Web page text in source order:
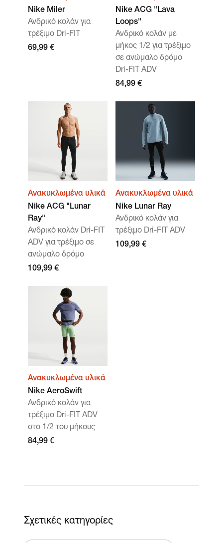
Nike Miler
Ανδρικό κολάν για
τρέξιμο Dri-FIT
69,99 €
Nike ACG "Lava
Loops"
Ανδρικό κολάν με
μήκος 1/2 για τρέξιμο
σε ανώμαλο δρόμο
Dri-FIT ADV
84,99 €
Ανακυκλωμένα υλικά
Nike ACG "Lunar
Ray"
Ανδρικό κολάν Dri-FIT
ADV για τρέξιμο σε
ανώμαλο δρόμο
109,99 €
Ανακυκλωμένα υλικά
Nike Lunar Ray
Ανδρικό κολάν για
τρέξιμο Dri-FIT ADV
109,99 €
Ανακυκλωμένα υλικά
Nike AeroSwift
Ανδρικό κολάν για
τρέξιμο Dri-FIT ADV
στο 1/2 του μήκους
84,99 €
Σχετικές κατηγορίες